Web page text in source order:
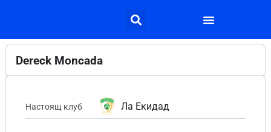
Dereck Moncada
Настоящ клуб Ла Екидад